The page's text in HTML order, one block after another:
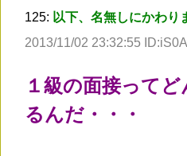
125: 以下、名無しにかわり
2013/11/02 23:32:55
１級の面接って
るんだ・・・